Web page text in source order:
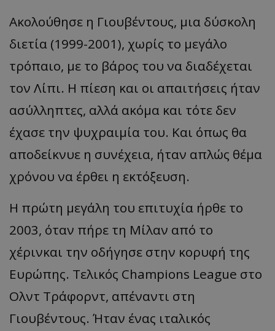
Ακολούθησε η Γιουβέντους, μια δύσκολη
διετία (1999-2001), χωρίς το μεγάλο
τρόπαιο, με το βάρος του να διαδέχεται
τον Λίπι. Η πίεση και οι απαιτήσεις ήταν
ασύλληπτες, αλλά ακόμα και τότε δεν
έχασε την ψυχραιμία του. Και όπως θα
αποδείκνυε η συνέχεια, ήταν απλώς θέμα
χρόνου να έρθει η εκτόξευση.
Η πρώτη μεγάλη του επιτυχία ήρθε το
2003, όταν πήρε τη Μίλαν από το
χέρινκαι την οδήγησε στην κορυφή της
Ευρώπης. Τελικός Champions League στο
Ολντ Τράφορντ, απέναντι στη
Γιουβέντους. Ήταν ένας ιταλικός